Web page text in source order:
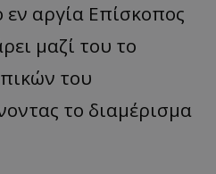
εν αργία Επίσκοπος
μαζί του το
του
το διαμέρισμα